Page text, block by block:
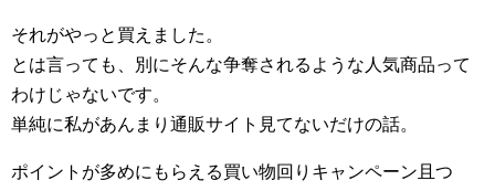
それがやっと買えました。
とは言っても、別にそんな争奪されるような人気商品って
わけじゃないです。
単純に私があんまり通販サイト見てないだけの話。
ポイントが多めにもらえる買い物回りキャンペーン且つ